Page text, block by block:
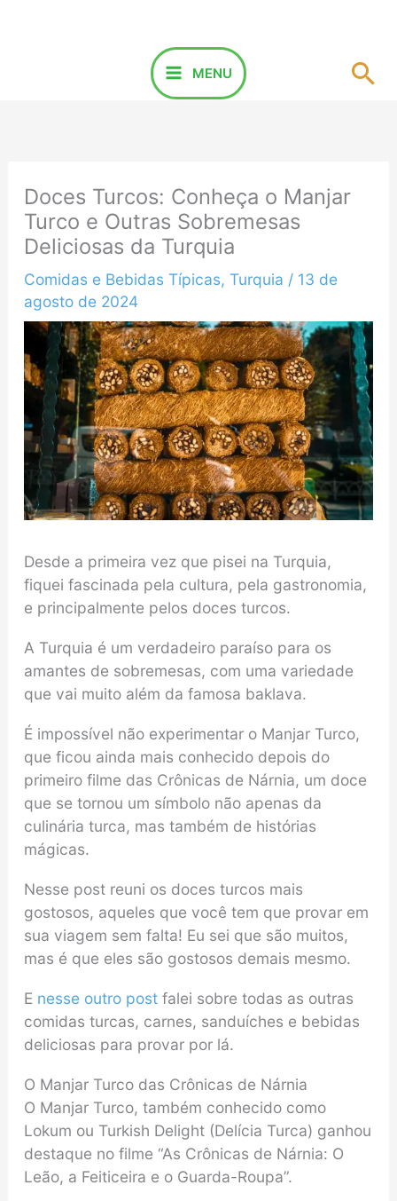
MENU
Doces Turcos: Conheça o Manjar
Turco e Outras Sobremesas
Deliciosas da Turquia
Comidas e Bebidas Típicas, Turquia / 13 de
agosto de 2024
Desde a primeira vez que pisei na Turquia,
fiquei fascinada pela cultura, pela gastronomia,
e principalmente pelos doces turcos.
A Turquia é um verdadeiro paraíso para os
amantes de sobremesas, com uma variedade
que vai muito além da famosa baklava.
É impossível não experimentar o Manjar Turco,
que ficou ainda mais conhecido depois do
primeiro filme das Crônicas de Nárnia, um doce
que se tornou um símbolo não apenas da
culinária turca, mas também de histórias
mágicas.
Nesse post reuni os doces turcos mais
gostosos, aqueles que você tem que provar em
sua viagem sem falta! Eu sei que são muitos,
mas é que eles são gostosos demais mesmo.
E nesse outro postfalei sobre todas as outras
comidas turcas, carnes, sanduíches e bebidas
deliciosas para provar por lá.
O Manjar Turco das Crônicas de Nárnia
O Manjar Turco, também conhecido como
Lokum ou Turkish Delight (Delícia Turca) ganhou
destaque no filme “As Crônicas de Nárnia: O
Leão, a Feiticeira e o Guarda-Roupa”.